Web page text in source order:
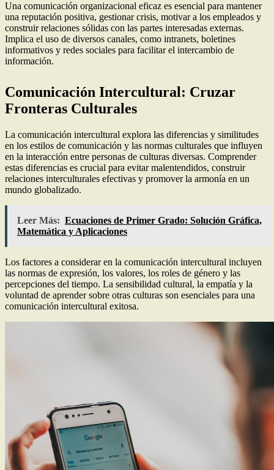
Una comunicación organizacional eficaz es esencial para mantener
una reputación positiva, gestionar crisis, motivar a los empleados y
construir relaciones sólidas con las partes interesadas externas.
Implica el uso de diversos canales, como intranets, boletines
informativos y redes sociales para facilitar el intercambio de
información.
Comunicación Intercultural: Cruzar
Fronteras Culturales
La comunicación intercultural explora las diferencias y similitudes
en los estilos de comunicación y las normas culturales que influyen
en la interacción entre personas de culturas diversas. Comprender
estas diferencias es crucial para evitar malentendidos, construir
relaciones interculturales efectivas y promover la armonía en un
mundo globalizado.
Leer Más: Ecuaciones de Primer Grado: Solución Gráfica,
Matemática y Aplicaciones
Los factores a considerar en la comunicación intercultural incluyen
las normas de expresión, los valores, los roles de género y las
percepciones del tiempo. La sensibilidad cultural, la empatía y la
voluntad de aprender sobre otras culturas son esenciales para una
comunicación intercultural exitosa.